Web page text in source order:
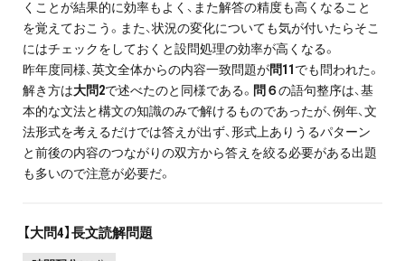
くことが結果的に効率もよく、また解答の精度も高くなること
を覚えておこう。また、状況の変化についても気が付いたらそこ
にはチェックをしておくと設問処理の効率が高くなる。
昨年度同様、英文全体からの内容一致問題が問11でも問われた。
解き方は大問2で述べたのと同様である。 問６の語句整序は、基
本的な文法と構文の知識のみで解けるものであったが、例年、文
法形式を考えるだけでは答えが出ず、形式上ありうるパターン
と前後の内容のつながりの双方から答えを絞る必要がある出題
も多いので注意が必要だ。
【大問4】長文読解問題